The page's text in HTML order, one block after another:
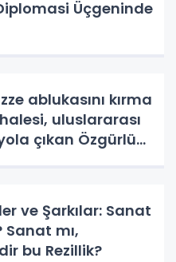
Üçgeninde
ablukasını kırma
uluslararası
çıkan Özgürlük
ve Şarkılar: Sanat
Sanat mı,
bu Rezillik?